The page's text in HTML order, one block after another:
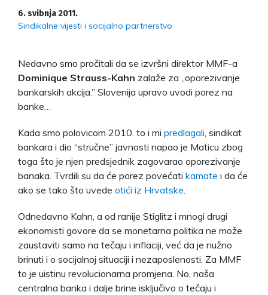
6. svibnja 2011.
Sindikalne vijesti i socijalno partnerstvo
Nedavno smo pročitali da se izvršni direktor MMF-a
Dominique Strauss-Kahn zalaže za „oporezivanje
bankarskih akcija.” Slovenija upravo uvodi porez na
banke…
Kada smo polovicom 2010. to i mi predlagali , sindikat
bankara i dio “stručne” javnosti napao je Maticu zbog
toga što je njen predsjednik zagovarao oporezivanje
banaka. Tvrdili su da će porez povećati kamate i da će
ako se tako što uvede otići iz Hrvatske
Odnedavno Kahn, a od ranije Stiglitz i mnogi drugi
ekonomisti govore da se monetarna politika ne može
zaustaviti samo na tečaju i inflaciji, već da je nužno
brinuti i o socijalnoj situaciji i nezaposlenosti. Za MMF
to je uistinu revolucionarna promjena. No, naša
centralna banka i dalje brine isključivo o tečaju i